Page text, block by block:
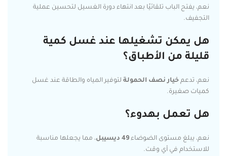
نعم، يفتح الباب تلقائيًا بعد انتهاء دورة الغسيل لتحسين عملية
التجفيف.
هل يمكن تشغيلها عند غسل كمية
قليلة من الأطباق؟
نعم، تدعم خيار نصف الحمولة لتوفير المياه والطاقة عند غسل
كميات صغيرة.
هل تعمل بهدوء؟
نعم، يبلغ مستوى الضوضاء 49 ديسيبل
، مما يجعلها مناسبة
للاستخدام في أي وقت.